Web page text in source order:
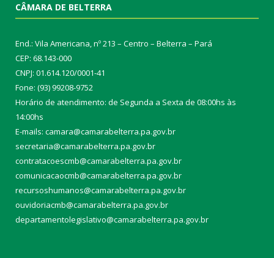
CÂMARA DE BELTERRA
End.: Vila Americana, nº 213 – Centro – Belterra – Pará
CEP: 68.143-000
CNPJ: 01.614.120/0001-41
Fone: (93) 99208-9752
Horário de atendimento: de Segunda a Sexta de 08:00hs às
14:00hs
E-mails: camara@camarabelterra.pa.gov.br
secretaria@camarabelterra.pa.gov.br
contratacoescmb@camarabelterra.pa.gov.br
comunicacaocmb@camarabelterra.pa.gov.br
recursoshumanos@camarabelterra.pa.gov.br
ouvidoriacmb@camarabelterra.pa.gov.br
departamentolegislativo@camarabelterra.pa.gov.br